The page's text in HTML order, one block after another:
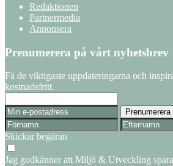
Redaktionen
Partnermedia
Annonsera
Prenumerera på vårt nyhetsbrev
Få de viktigaste uppdateringarna och
kostnadsfritt.
Skickar begäran
Jag godkänner att Miljö & Utveckling